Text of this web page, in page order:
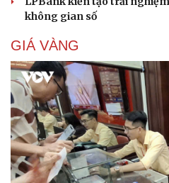
không gian số
GIÁ VÀNG